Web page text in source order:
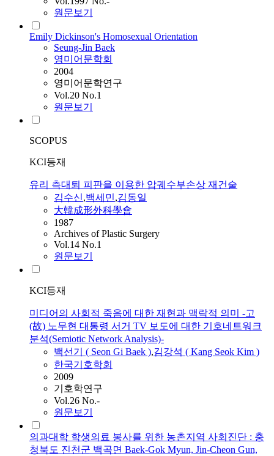
원문보기
Emily Dickinson's Homosexual Orientation
Seung-Jin Baek
영미어문학회
2004
영미어문학연구
Vol.20 No.1
원문보기
SCOPUS
KCI등재
유리 측대퇴 피판을 이용한 압궤수부손상 재건술
김수신,백세민,김동일
大韓成形外科學會
1987
Archives of Plastic Surgery
Vol.14 No.1
원문보기
KCI등재
미디어의 사회적 죽음에 대한 재현과 맥락적 의미 -고
(故) 노무현 대통령 서거 TV 보도에 대한 기호네트워크
분석(Semiotic Network Analysis)-
백선기 ( Seon Gi Baek ),김강석 ( Kang Seok Kim )
한국기호학회
2009
기호학연구
Vol.26 No.-
원문보기
의과대학 학생의료 봉사를 위한 농촌지역 사회진단 : 충
청북도 진천군 백곡면 Baek-Gok Myun, Jin-Cheon Gun,